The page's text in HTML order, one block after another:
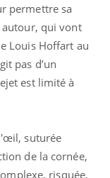
permettre sa
autour, qui vont
Louis Hoffart au
pas d’un
est limité à
suturée
de la cornée,
risquée,